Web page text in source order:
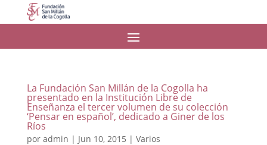
La Fundación San Millán de la Cogolla ha
presentado en la Institución Libre de
Enseñanza el tercer volumen de su colección
‘Pensar en español’, dedicado a Giner de los
Ríos
por admin | Jun 10, 2015 | Varios